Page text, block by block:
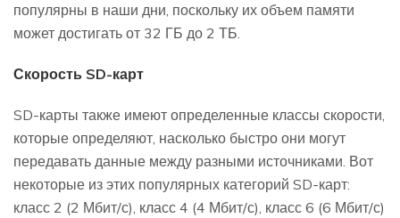
популярны в наши дни, поскольку их объем памяти
может достигать от 32 ГБ до 2 ТБ.
Скорость SD-карт
SD-карты также имеют определенные классы скорости,
которые определяют, насколько быстро они могут
передавать данные между разными источниками. Вот
некоторые из этих популярных категорий SD-карт:
класс 2 (2 Мбит/с), класс 4 (4 Мбит/с), класс 6 (6 Мбит/с)